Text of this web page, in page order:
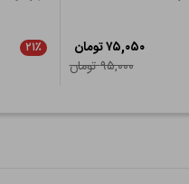
۷۵,۰۵۰ تومان
۹۵,۰۰۰ تومان
۲۱٪